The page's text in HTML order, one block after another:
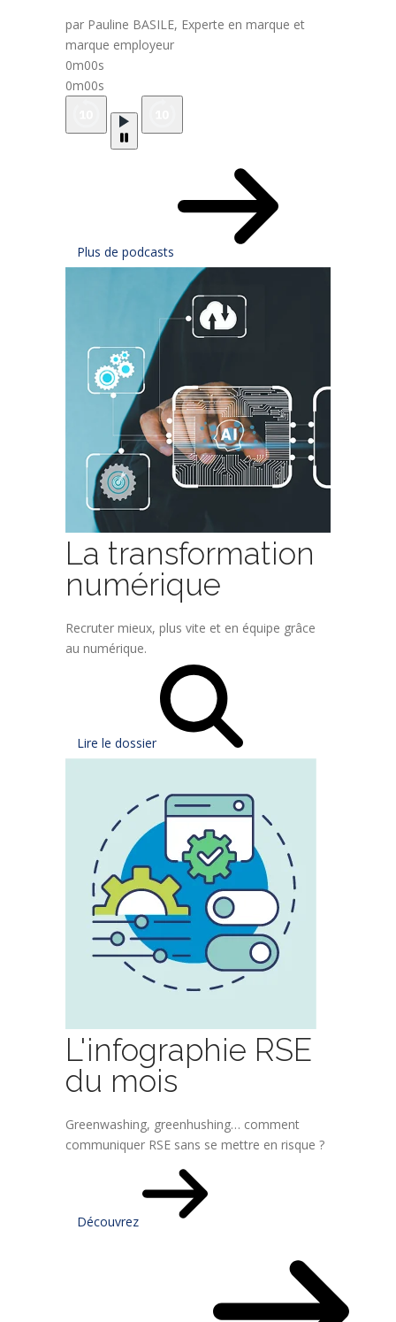
par Pauline BASILE, Experte en marque et
marque employeur
0m00s
0m00s
Plus de podcasts
La transformation
numérique
Recruter mieux, plus vite et en équipe grâce
au numérique.
Lire le dossier
L'infographie RSE
du mois
Greenwashing, greenhushing… comment
communiquer RSE sans se mettre en risque ?
Découvrez